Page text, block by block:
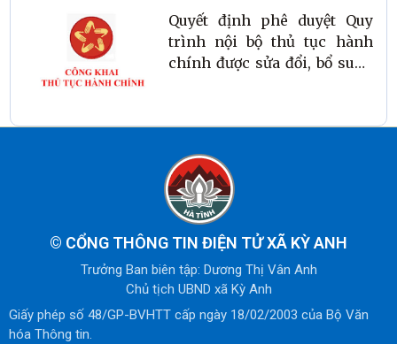
ngành Văn hóa, Thể thao và
Du lịch áp dụng trên địa bàn
tỉnh
Quyết định phê duyệt Quy
trình nội bộ thủ tục hành
chính được sửa đổi, bổ sung
quyết của Sở Văn hóa, Thể
© CỔNG THÔNG TIN ĐIỆN TỬ XÃ KỲ ANH
Trưởng Ban biên tập: Dương Thị Vân Anh
Chủ tịch UBND xã Kỳ Anh
Giấy phép số 48/GP-BVHTT cấp ngày 18/02/2003 của Bộ Văn
hóa Thông tin.